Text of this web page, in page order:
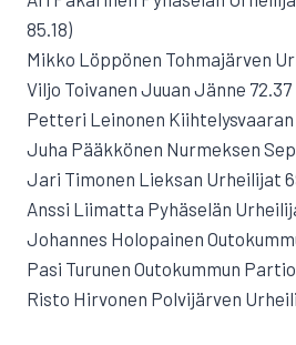
85.18)
Mikko Löppönen Tohmajärven
Viljo Toivanen Juuan Jänne 72.37
Petteri Leinonen Kiihtelysvaaran
Juha Pääkkönen Nurmeksen
Jari Timonen Lieksan Urheilijat
Anssi Liimatta Pyhäselän
Johannes Holopainen
Pasi Turunen Outokummun Partio
Risto Hirvonen Polvijärven